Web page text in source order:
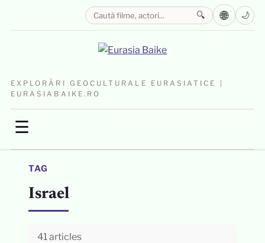
EXPLORĂRI GEOCULTURALE EURASIATICE |
EURASIABAIKE.RO
☰
🔍 🌐 🌙
TAG
Israel
41 articles